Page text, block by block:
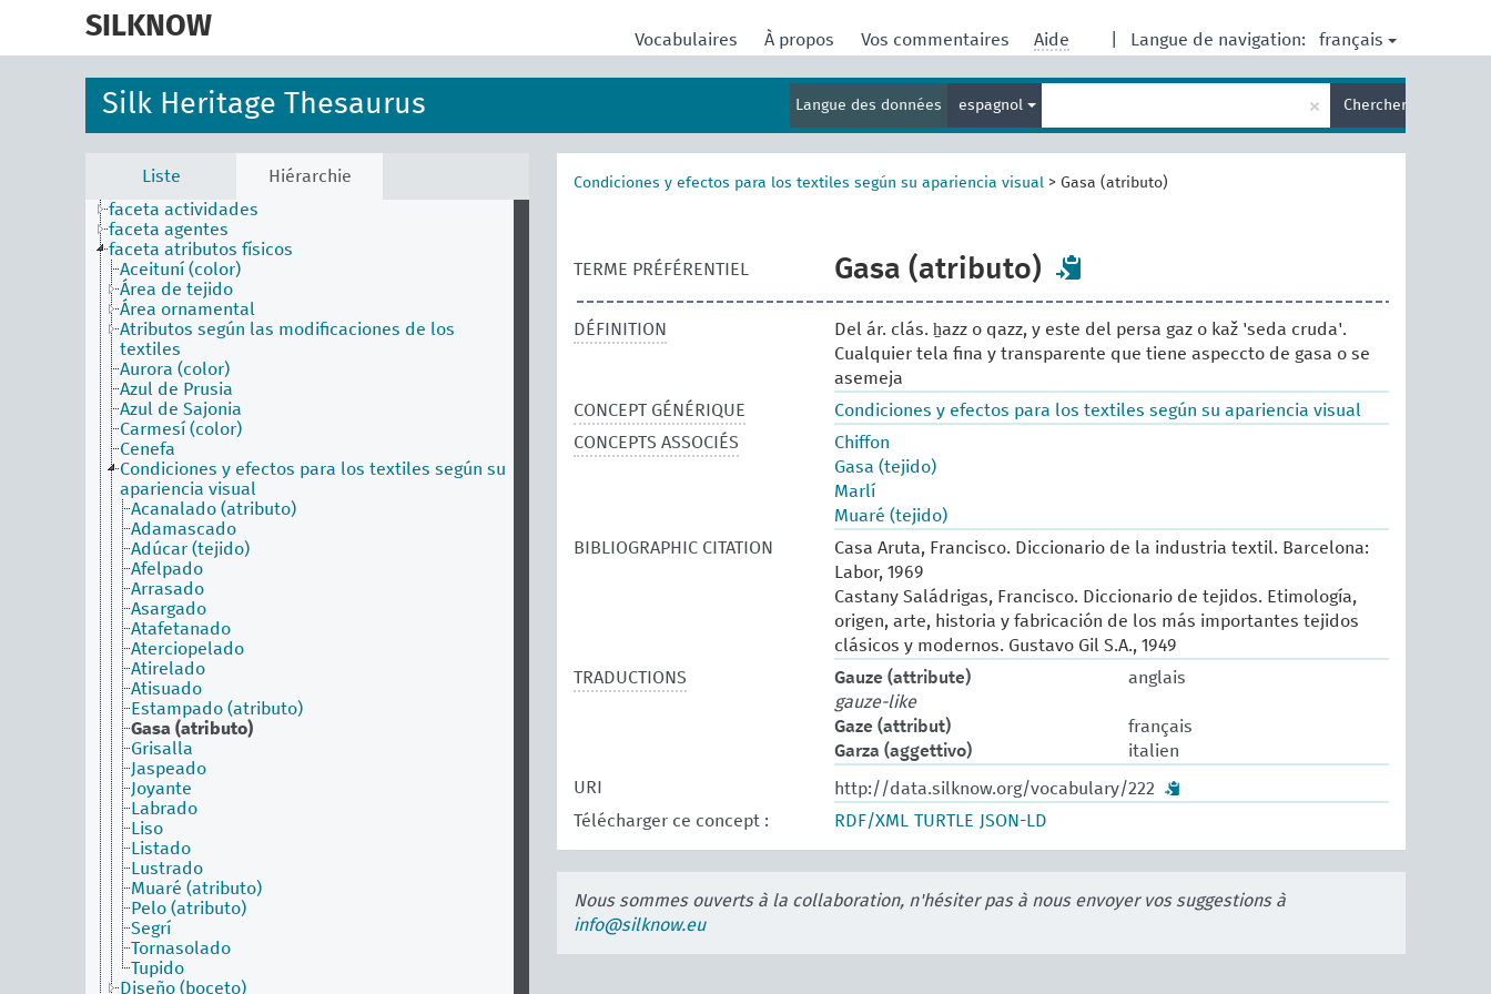
SILKNOW Langue de navigation: français
Vocabulaires À propos Vos commentaires Aide
Silk Heritage Thesaurus Langue des données espagnol
terme
de
recherche
× Chercher
Liste
Hiérarchie
faceta actividades
faceta agentes
faceta atributos físicos
Aceituní (color)
Área de tejido
Área ornamental
Atributos según las modificaciones de los
textiles
Aurora (color)
Azul de Prusia
Azul de Sajonia
Carmesí (color)
Cenefa
Condiciones y efectos para los textiles según su
apariencia visual
Acanalado (atributo)
Adamascado
Adúcar (tejido)
Afelpado
Arrasado
Asargado
Atafetanado
Aterciopelado
Atirelado
Atisuado
Estampado (atributo)
Gasa (atributo)
Grisalla
Jaspeado
Joyante
Labrado
Liso
Listado
Lustrado
Muaré (atributo)
Pelo (atributo)
Segrí
Tornasolado
Tupido
Diseño (boceto)
Condiciones y efectos para los textiles según su apariencia visual > Gasa (atributo)
TERME PRÉFÉRENTIEL Gasa (atributo)
DÉFINITION
Del ár. clás. ẖazz o qazz, y este del persa gaz o kaž 'seda cruda'.
Cualquier tela fina y transparente que tiene aspeccto de gasa o se
asemeja
CONCEPT GÉNÉRIQUE
Condiciones y efectos para los textiles según su apariencia visual
CONCEPTS ASSOCIÉS
Chiffon
Gasa (tejido)
Marlí
Muaré (tejido)
BIBLIOGRAPHIC CITATION
Casa Aruta, Francisco. Diccionario de la industria textil. Barcelona:
Labor, 1969
Castany Saládrigas, Francisco. Diccionario de tejidos. Etimología,
origen, arte, historia y fabricación de los más importantes tejidos
clásicos y modernos. Gustavo Gil S.A., 1949
TRADUCTIONS
Gauze (attribute)
anglais
gauze-like
Gaze (attribut)
français
Garza (aggettivo)
italien
URI
http://data.silknow.org/vocabulary/222
Télécharger ce concept :
RDF/XML TURTLE JSON-LD
Nous sommes ouverts à la collaboration, n'hésiter pas à nous envoyer vos suggestions à
info@silknow.eu